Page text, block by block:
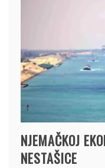
NJEMAČKOJ
NESTAŠICE